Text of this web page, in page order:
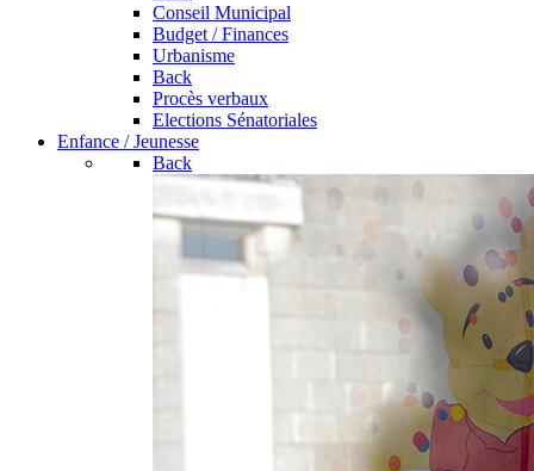
Conseil Municipal
Budget / Finances
Urbanisme
Back
Procès verbaux
Elections Sénatoriales
Enfance / Jeunesse
Back